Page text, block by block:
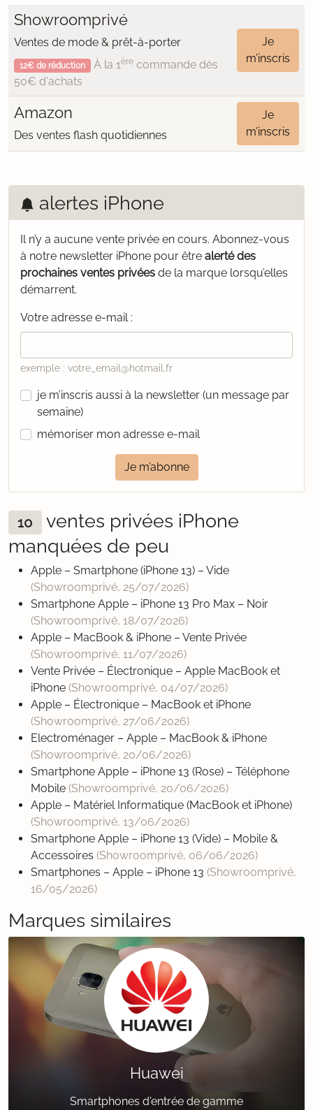
Showroomprivé
Ventes de mode & prêt-à-porter
12€ de réduction À la 1èrecommande dès
50€ d'achats
Je
m’inscris
Amazon
Des ventes flash quotidiennes
Je
m’inscris
alertes iPhone
Il n’y a aucune vente privée en cours. Abonnez-vous
à notre newsletter iPhone pour être alerté des
prochaines ventes privées de la marque lorsqu’elles
démarrent.
Votre adresse e-mail :
exemple : votre_email@hotmail.fr
je m’inscris aussi à la newsletter (un message par
semaine)
mémoriser mon adresse e-mail
Je m’abonne
10
ventes privées iPhone
manquées de peu
Apple – Smartphone (iPhone 13) – Vide
(Showroomprivé, 25/07/2026)
Smartphone Apple – iPhone 13 Pro Max – Noir
(Showroomprivé, 18/07/2026)
Apple – MacBook & iPhone – Vente Privée
(Showroomprivé, 11/07/2026)
Vente Privée – Électronique – Apple MacBook et
iPhone (Showroomprivé, 04/07/2026)
Apple – Électronique – MacBook et iPhone
(Showroomprivé, 27/06/2026)
Electroménager – Apple – MacBook & iPhone
(Showroomprivé, 20/06/2026)
Smartphone Apple – iPhone 13 (Rose) – Téléphone
Mobile (Showroomprivé, 20/06/2026)
Apple – Matériel Informatique (MacBook et iPhone)
(Showroomprivé, 13/06/2026)
Smartphone Apple – iPhone 13 (Vide) – Mobile &
Accessoires (Showroomprivé, 06/06/2026)
Smartphones – Apple – iPhone 13 (Showroomprivé,
16/05/2026)
Marques similaires
Huawei
Smartphones d'entrée de gamme